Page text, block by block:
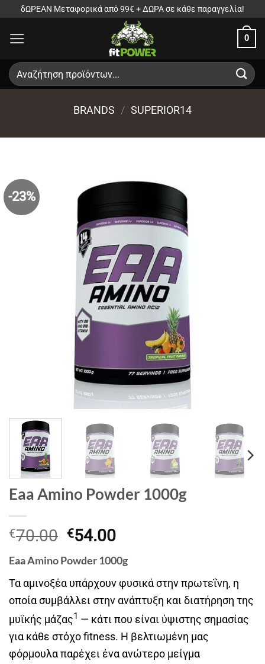
Μετάβαση
περιεχόμενο
δΩΡΕΑΝ Μεταφορικά από 99€ + ΔΩΡΑ σε κάθε παραγγελία!
0
Αναζήτηση
για:
BRANDS / SUPERIOR14
-23%
Eaa Amino Powder 1000g
€70.00 Original
was:
€70.00.
€54.00Η
τιμή
είναι:
€54.00.
Eaa Amino Powder 1000g
Τα αμινοξέα υπάρχουν φυσικά στην πρωτεΐνη, η
οποία συμβάλλει στην ανάπτυξη και διατήρηση της
μυϊκής μάζας1 — κάτι που είναι ύψιστης σημασίας
για κάθε στόχο fitness. Η βελτιωμένη μας
φόρμουλα παρέχει ένα ανώτερο μείγμα